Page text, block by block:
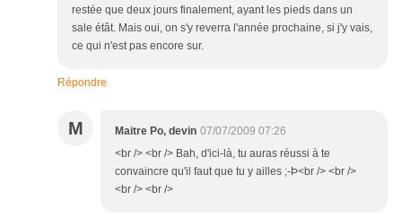
restée que deux jours finalement, ayant les pieds dans un
sale étât. Mais oui, on s'y reverra l'année prochaine, si j'y vais,
ce qui n'est pas encore sur.
Répondre
M Maitre Po, devin 07/07/2009 07:26
<br /> <br /> Bah, d'ici-là, tu auras réussi à te
convaincre qu'il faut que tu y ailles ;-Þ<br /> <br />
<br /> <br />